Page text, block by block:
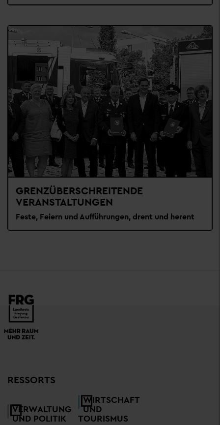
GRENZÜBERSCHREITENDE
VERANSTALTUNGEN
Feste, Feiern und Aufführungen, drent und herent
RESSORTS
VERWALTUNG
UND POLITIK
WIRTSCHAFT
UND
TOURISMUS